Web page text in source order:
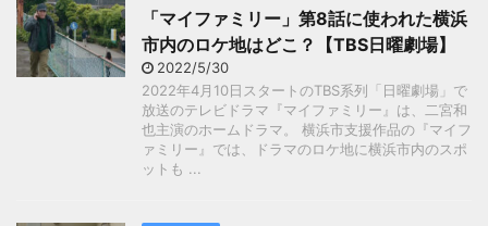
「マイファミリー」第8話に使われた横浜
市内のロケ地はどこ？【TBS日曜劇場】
2022/5/30
2022年4月10日スタートのTBS系列「日曜劇場」で
放送のテレビドラマ『マイファミリー』は、二宮和
也主演のホームドラマ。 横浜市支援作品の『マイフ
ァミリー』では、ドラマのロケ地に横浜市内のスポ
ットも ...